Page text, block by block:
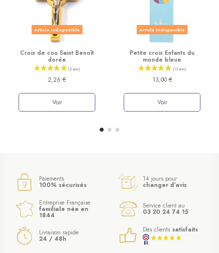
Article indisponible
Croix de cou Saint Benoît
dorée
2,26 €
Voir
Article indisponible
Petite croix Enfants du
monde bleue
13,00 €
Voir
Paiements
100% sécurisés
14 jours pour
changer d’avis
Entreprise Française
familiale née en
1844
Service client au
03 20 24 74 15
Livraison rapide
24 / 48h
Des clients satisfaits